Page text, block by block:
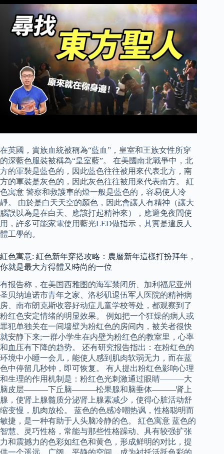
在英國，貴族血統被稱為“藍血”，皇室和王族女性所穿
的深藍色服裝被稱為“皇室藍”。 在美國南北戰爭中，北
方的軍裝是藍色的，因此藍色往往被用來代表北方，南
方的軍裝是灰色的，因此灰色往往被用來代表南方。 紅
色寓意 警察和救護車的燈一般是藍色的，容易使人冷
靜。 由於是白天天空的顏色，因此會讓人有精神（讓大
腦誤以為是在白天、應該打起精神來），應避免夜間使
用，許多可能家電使用藍光LED做指示，其實是違反人
體工學的。
紅色寓意: 紅色新年穿搭攻略：農曆新年這樣打扮拜年，
你就是最大方得體又時尚的一位
有报告称，在美国西雅图的海军禁闭所、加利福尼亚州
圣贝纳迪诺市青年之家、洛杉矶退伍军人医院的精神病
房、南布朗克斯收容好动症儿童学校等处，都观察到了
粉红色安定情绪的明显效果。 例如把一个狂燥的病人或
罪犯单独关在一间墙壁为粉红色的房间内，被关者很快
就安静下来;一群小学生在内壁为粉红色的教室里，心率
和血压有下降的趋势。 还有研究报告指出：在粉红色的
环境中小睡一会儿，能使人感到肌肉软弱无力，而在蓝
色中停留几秒钟，即可恢复。 有人提出粉红色影响心理
和生理的作用机制是：粉红色光刺激通过眼睛———大
脑皮层———下丘脑———松果腺和脑垂体———肾上
腺，使肾上腺髓质分泌肾上腺素减少，使得心脏活动舒
缩变慢，肌肉放松。 蓝色的色感冷嘲热讽，性格聪明而
敏捷，是一种有助于人头脑冷静的色。 紅色寓意 蓝色的
智慧、灵巧性格，常能与那些性格躁动、具有较强扩张
力和震撼力的色彩如红色和黄色，形成鲜明的对比，提